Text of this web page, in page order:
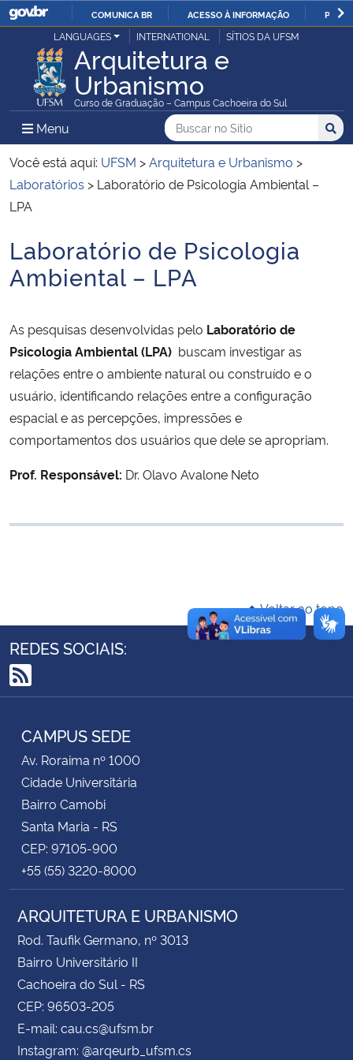
IR
PARA
O
CONTEÚDO
COMUNICA BR ACESSO À INFORMAÇÃO
Ministério da Justiça e Segurança Pública
Ministério da Defesa
Ministério das Relações Exteriores
Ministério da Economia
Ministério da Infraestrutura
Ministério da Agricultura, Pecuária e Abastecimento
Ministério da Educação
Ministério da Cidadania
Ministério de Minas e Energia
Controladoria-Geral da União
Ministério da Mulher, da Família e dos Direitos Humanos
Secretaria-Geral
Secretaria de Governo
Gabinete de Segurança Institucional
Advocacia-Geral da União
Banco Central do Brasil
LANGUAGES INTERNATIONAL SÍTIOS DA UFSM
Arquitetura e
Urbanismo
Curso de Graduação – Campus Cachoeira do Sul
Menu Menu Principal do Sítio
Busca
Buscar no no Sítio
Busca:
Você está aqui: UFSM >Arquitetura e Urbanismo >
Laboratórios > Laboratório de Psicologia Ambiental –
LPA
Início do conteúdo
Laboratório de Psicologia
Ambiental – LPA
As pesquisas desenvolvidas pelo Laboratório de
Psicologia Ambiental (LPA) buscam investigar as
relações entre o ambiente natural ou construído e o
usuário, identificando relações entre a configuração
espacial e as percepções, impressões e
comportamentos dos usuários que dele se apropriam.
Prof. Responsável: Dr. Olavo Avalone Neto
Voltar ao topo
REDES SOCIAIS:
RSS
CAMPUS SEDE
Av. Roraima nº 1000
Cidade Universitária
Bairro Camobi
Santa Maria - RS
CEP: 97105-900
+55 (55) 3220-8000
ARQUITETURA E URBANISMO
Rod. Taufik Germano, nº 3013
Bairro Universitário II
Cachoeira do Sul - RS
CEP: 96503-205
E-mail: cau.cs@ufsm.br
Instagram: @arqeurb_ufsm.cs